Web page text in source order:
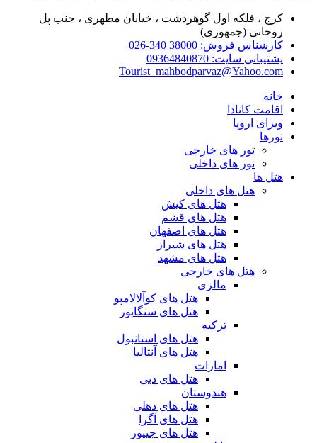
کرج ، فلکه اول گوهردشت ، خیابان مطهری ، جنب پل
روحانی (جمهوری)
کارشناس فروش: 38000 340-026
پشتیبانی سایت: 09364840870
Tourist_mahbodparvaz@Yahoo.com
خانه
اقامت کانادا
ویزای اروپا
تورها
تور های خارجی
تور های داخلی
هتل ها
هتل های داخلی
هتل های کیش
هتل های قشم
هتل های اصفهان
هتل های شیراز
هتل های مشهد
هتل های خارجی
مالزی
هتل های کوآلالامپو
هتل های سنگاپور
ترکیه
هتل های استانبول
هتل های آنتالیا
امارات
هتل های دبی
هندوستان
هتل های دهلی
هتل های آگرا
هتل های جیپور